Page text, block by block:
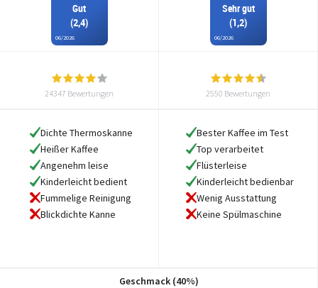
Gut
(2,4)
06/2026
Sehr gut
(1,2)
06/2026
24347 Bewertungen 2550 Bewertungen
Dichte Thermoskanne
Heißer Kaffee
Angenehm leise
Kinderleicht bedient
Fummelige Reinigung
Blickdichte Kanne
Bester Kaffee im Test
Top verarbeitet
Flüsterleise
Kinderleicht bedienbar
Wenig Ausstattung
Keine Spülmaschine
Geschmack (40%)